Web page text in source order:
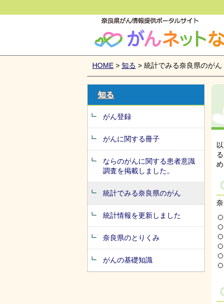
がんネットなら
HOME > 知る > 統計でみる奈良県のがん
知る
がん登録
がんに関する冊子
ならのがんに関する患者意識
調査を掲載しました。
統計でみる奈良県のがん
統計情報を更新しました
奈良県のとりくみ
がんの基礎知識